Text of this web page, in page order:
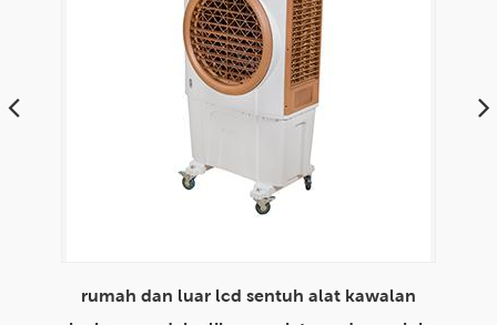
envirotech 8000cmh penggunaan rumah